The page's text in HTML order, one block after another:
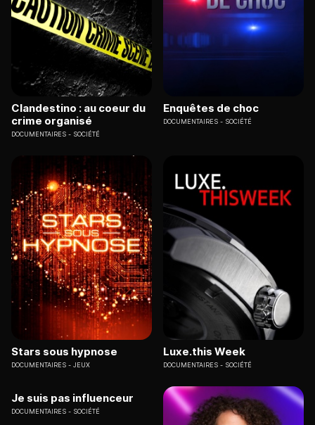
Clandestino : au coeur du
crime organisé
DOCUMENTAIRES SOCIÉTÉ
Enquêtes de choc
DOCUMENTAIRES SOCIÉTÉ
Stars sous hypnose
DOCUMENTAIRES JEUX
Luxe.this Week
DOCUMENTAIRES SOCIÉTÉ
Je suis pas influenceur
DOCUMENTAIRES SOCIÉTÉ